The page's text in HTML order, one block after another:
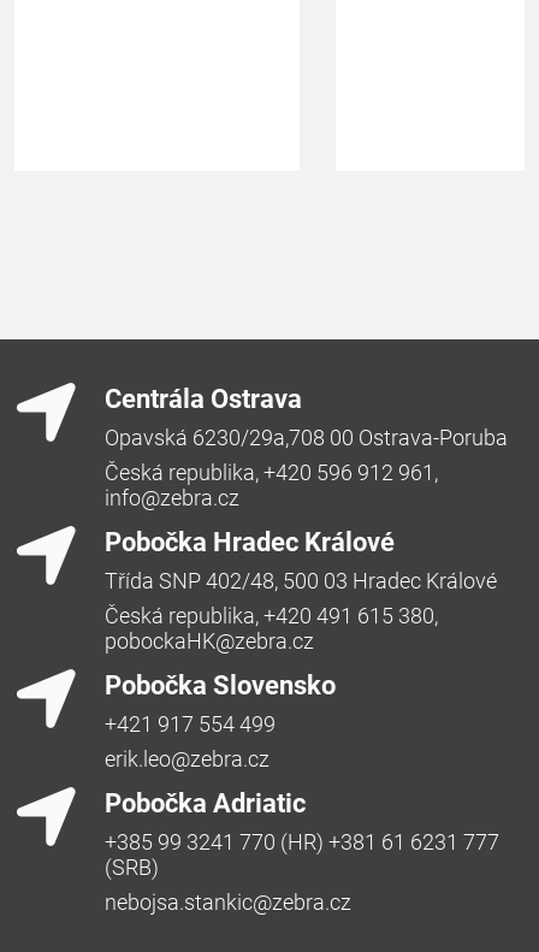
Centrála Ostrava
Opavská 6230/29a,708 00 Ostrava-Poruba
Česká republika, +420 596 912 961,
info@zebra.cz
Pobočka Hradec Králové
Třída SNP 402/48, 500 03 Hradec Králové
Česká republika, +420 491 615 380,
pobockaHK@zebra.cz
Pobočka Slovensko
+421 917 554 499
erik.leo@zebra.cz
Pobočka Adriatic
+385 99 3241 770 (HR) +381 61 6231 777
(SRB)
nebojsa.stankic@zebra.cz